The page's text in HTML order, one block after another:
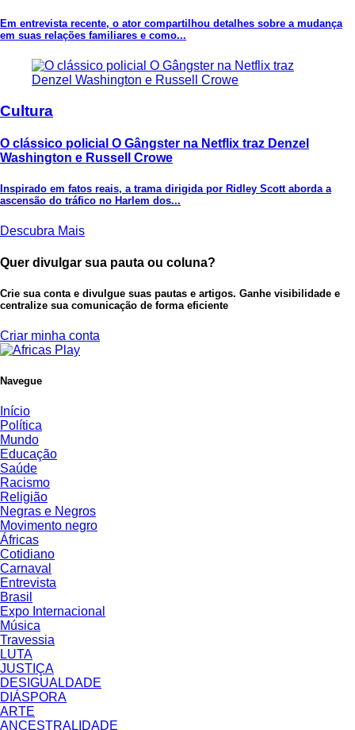
Em entrevista recente, o ator compartilhou detalhes sobre a mudança
em suas relações familiares e como...
Cultura
O clássico policial O Gângster na Netflix traz Denzel
Washington e Russell Crowe
Inspirado em fatos reais, a trama dirigida por Ridley Scott aborda a
ascensão do tráfico no Harlem dos...
Descubra Mais
Quer divulgar sua pauta ou coluna?
Crie sua conta e divulgue suas pautas e artigos. Ganhe visibilidade e
centralize sua comunicação de forma eficiente
Criar minha conta
Navegue
Início
Política
Mundo
Educação
Saúde
Racismo
Religião
Negras e Negros
Movimento negro
Áfricas
Cotidiano
Carnaval
Entrevista
Brasil
Expo Internacional
Música
Travessia
LUTA
JUSTIÇA
DESIGUALDADE
DIÁSPORA
ARTE
ANCESTRALIDADE